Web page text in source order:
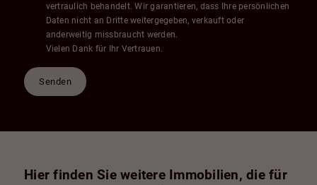
vertraulich behandelt. Wir garantieren, dass Ihre persönlichen
Daten nicht an Dritte weitergegeben, verkauft oder
anderweitig missbraucht werden.
Vielen Dank für Ihr Vertrauen.
Senden
Hier finden Sie weitere Immobilien, die für